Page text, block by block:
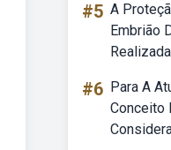
#5 A
Embrião
#6 Para A
Conceito